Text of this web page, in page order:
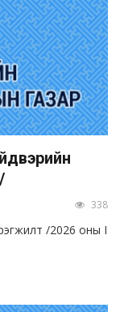
338
/2026 оны I